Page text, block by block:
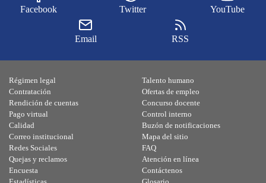
Facebook Twitter YouTube
Email RSS
Régimen legal
Contratación
Rendición de cuentas
Pago virtual
Calidad
Talento humano
Ofertas de empleo
Concurso docente
Control interno
Buzón de notificaciones
Correo institucional
Redes Sociales
Quejas y reclamos
Encuesta
Mapa del sitio
FAQ
Atención en línea
Contáctenos